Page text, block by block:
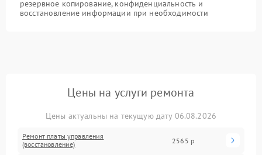
резервное копирование, конфиденциальность и
восстановление информации при необходимости
Цены на услуги ремонта
Цены актуальны на текущую дату 06.08.2026
Ремонт платы управления
(восстановление)
2565 р